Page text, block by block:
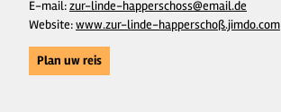
E-mail:zur-linde-happerschoss@email.de
Website:www.zur-linde-happerschoß.jimdo.com
Plan uw reis